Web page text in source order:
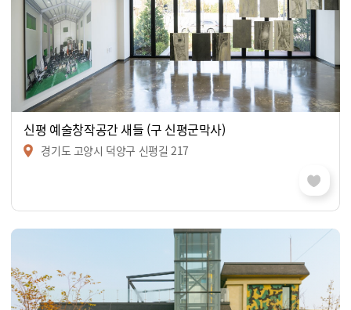
신평 예술창작공간 새들 (구 신평군막사)
경기도 고양시 덕양구 신평길 217